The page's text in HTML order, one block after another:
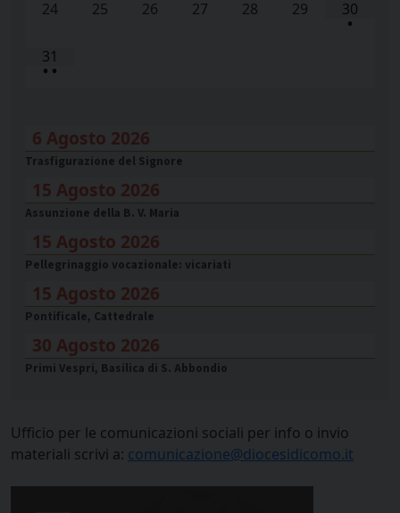
24 25 26 27 28 29 30
•
31
• •
6 Agosto 2026
Trasfigurazione del Signore
15 Agosto 2026
Assunzione della B. V. Maria
15 Agosto 2026
Pellegrinaggio vocazionale: vicariati
15 Agosto 2026
Pontificale, Cattedrale
30 Agosto 2026
Primi Vespri, Basilica di S. Abbondio
Ufficio per le comunicazioni sociali per info o invio
materiali scrivi a: comunicazione@diocesidicomo.it